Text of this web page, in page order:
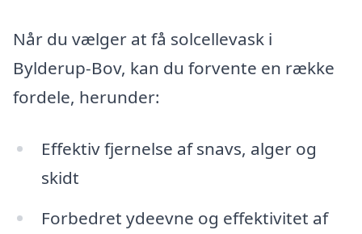
Når du vælger at få solcellevask i
Bylderup-Bov, kan du forvente en række
fordele, herunder:
Effektiv fjernelse af snavs, alger og
skidt
Forbedret ydeevne og effektivitet af